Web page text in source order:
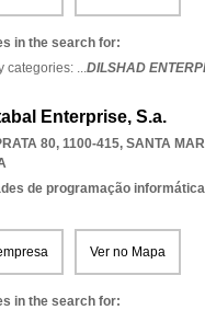
in the search for:
categories: ...DILSHAD
Enterprise, S.a.
80, 1100-415, SANTA
de programação informática
Ver no Mapa
in the search for: